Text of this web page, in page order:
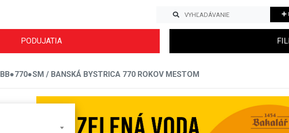
PODUJATIA
BB●770●SM / BANSKÁ BYSTRICA 770 ROKOV MESTOM